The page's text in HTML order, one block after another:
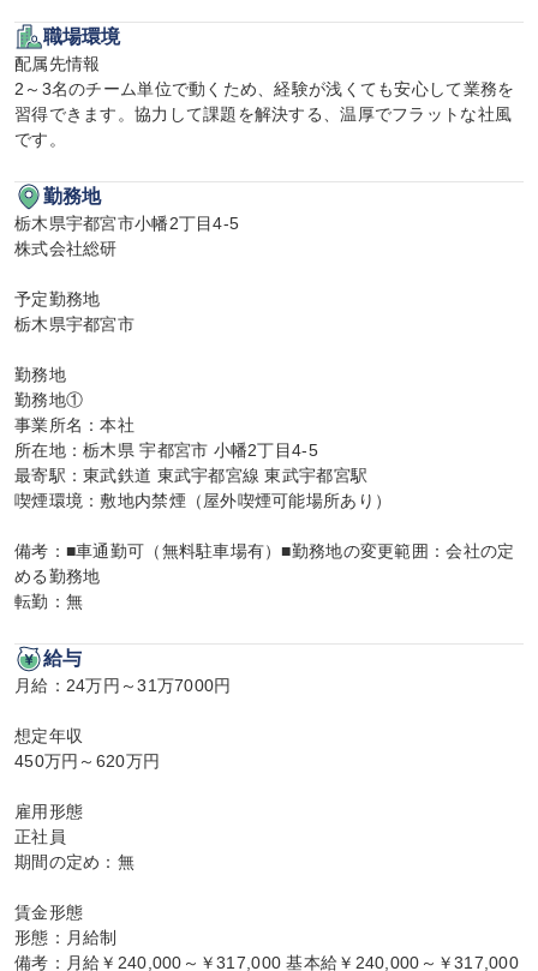
職場環境
配属先情報
2～3名のチーム単位で動くため、経験が浅くても安心して業務を
習得できます。協力して課題を解決する、温厚でフラットな社風
です。
勤務地
栃木県宇都宮市小幡2丁目4-5
株式会社総研
予定勤務地
栃木県宇都宮市
勤務地
勤務地①
事業所名：本社
所在地：栃木県 宇都宮市 小幡2丁目4-5
最寄駅：東武鉄道 東武宇都宮線 東武宇都宮駅
喫煙環境：敷地内禁煙（屋外喫煙可能場所あり）
備考：■車通勤可（無料駐車場有）■勤務地の変更範囲：会社の定
める勤務地
転勤：無
給与
月給：24万円～31万7000円
想定年収
450万円～620万円
雇用形態
正社員
期間の定め：無
賃金形態
形態：月給制
備考：月給￥240,000～￥317,000 基本給￥240,000～￥317,000